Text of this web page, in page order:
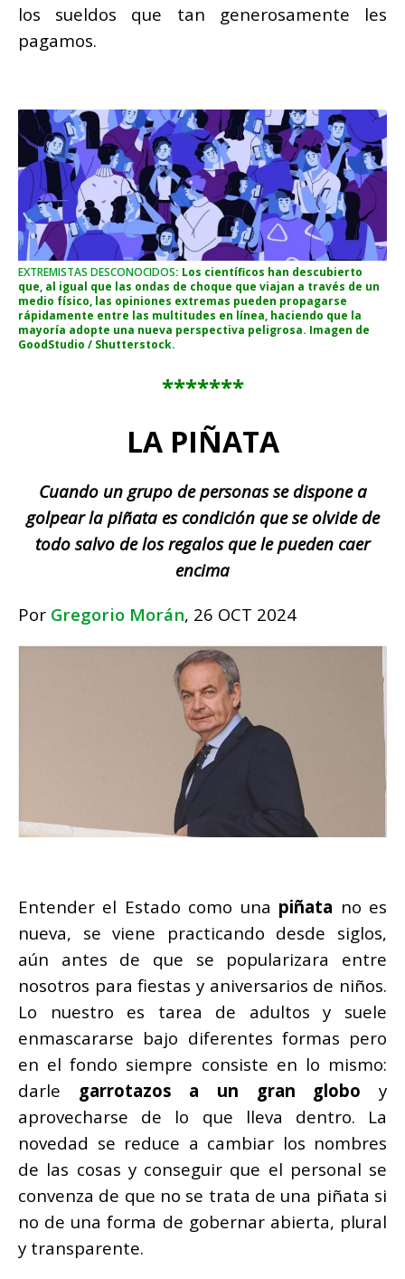
los sueldos que tan generosamente les
pagamos.
EXTREMISTAS DESCONOCIDOS: Los científicos han descubierto
que, al igual que las ondas de choque que viajan a través de un
medio físico, las opiniones extremas pueden propagarse
rápidamente entre las multitudes en línea, haciendo que la
mayoría adopte una nueva perspectiva peligrosa. Imagen de
GoodStudio / Shutterstock.
*******
LA PIÑATA
Cuando un grupo de personas se dispone a
golpear la piñata es condición que se olvide de
todo salvo de los regalos que le pueden caer
encima
Por Gregorio Morán, 26 OCT 2024
Entender el Estado como una piñata no es
nueva, se viene practicando desde siglos,
aún antes de que se popularizara entre
nosotros para fiestas y aniversarios de niños.
Lo nuestro es tarea de adultos y suele
enmascararse bajo diferentes formas pero
en el fondo siempre consiste en lo mismo:
darle garrotazos a un gran globo y
aprovecharse de lo que lleva dentro. La
novedad se reduce a cambiar los nombres
de las cosas y conseguir que el personal se
convenza de que no se trata de una piñata si
no de una forma de gobernar abierta, plural
y transparente.